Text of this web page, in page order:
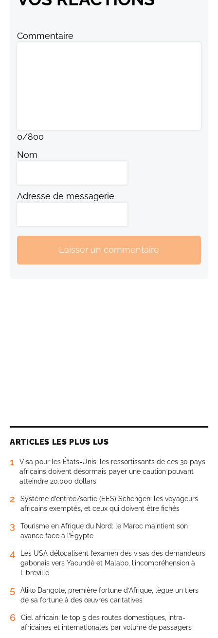
Commentaire
0/800
Nom
Adresse de messagerie
Laisser un commentaire
ARTICLES LES PLUS LUS
1
Visa pour les États-Unis: les ressortissants de ces 30 pays
africains doivent désormais payer une caution pouvant
atteindre 20.000 dollars
2
Système d’entrée/sortie (EES) Schengen: les voyageurs
africains exemptés, et ceux qui doivent être fichés
3
Tourisme en Afrique du Nord: le Maroc maintient son
avance face à l’Égypte
4
Les USA délocalisent l’examen des visas des demandeurs
gabonais vers Yaoundé et Malabo, l’incompréhension à
Libreville
5
Aliko Dangote, première fortune d’Afrique, lègue un tiers
de sa fortune à des œuvres caritatives
6
Ciel africain: le top 5 des routes domestiques, intra-
africaines et internationales par volume de passagers